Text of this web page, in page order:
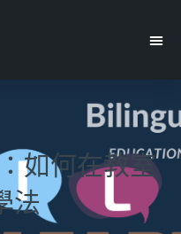
如何在教室
法